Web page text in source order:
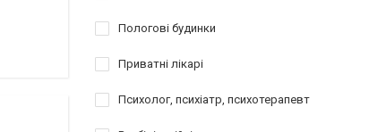
Пологові будинки
Приватні лікарі
Психолог, психіатр, психотерапевт